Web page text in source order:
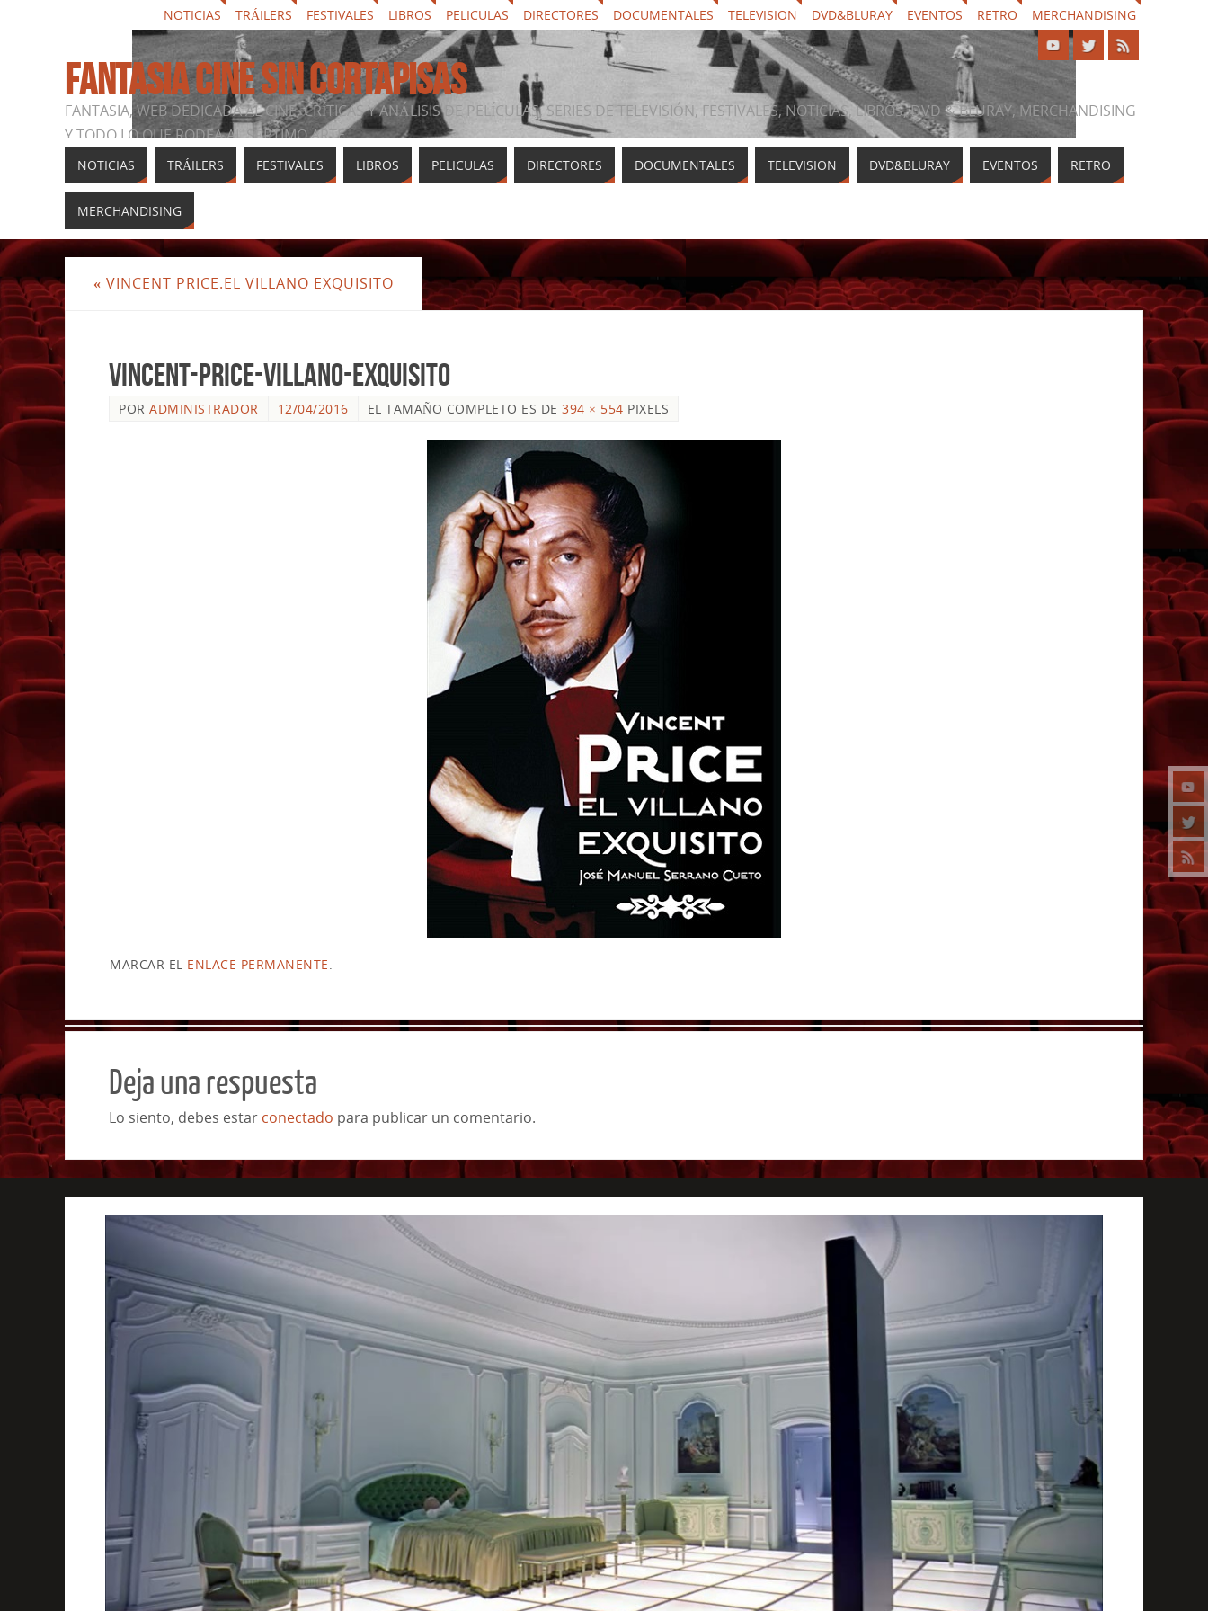
NOTICIAS TRÁILERS FESTIVALES LIBROS PELICULAS DIRECTORES DOCUMENTALES TELEVISION DVD&BLURAY EVENTOS RETRO MERCHANDISING
FANTASIA CINE SIN CORTAPISAS
FANTASIA, WEB DEDICADA AL CINE, CRÍTICAS Y ANÁLISIS DE PELÍCULAS, SERIES DE TELEVISIÓN, FESTIVALES, NOTICIAS, LIBROS, DVD & BLURAY, MERCHANDISING
Y TODO LO QUE RODEA AL SÉPTIMO ARTE
NOTICIAS TRÁILERS FESTIVALES LIBROS PELICULAS DIRECTORES DOCUMENTALES TELEVISION DVD&BLURAY EVENTOS RETRO
MERCHANDISING
« VINCENT PRICE.EL VILLANO EXQUISITO
vincent-price-villano-exquisito
POR ADMINISTRADOR 12/04/2016 EL TAMAÑO COMPLETO ES DE 394 × 554 PIXELS
MARCAR EL ENLACE PERMANENTE
Deja una respuesta
Lo siento, debes estar conectado para publicar un comentario.